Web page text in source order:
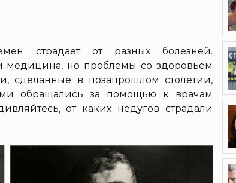
страдает от разных болезней.
медицина, но проблемы со здоровьем
сделанные в позапрошлом столетии,
обращались за помощью к врачам
от каких недугов страдали